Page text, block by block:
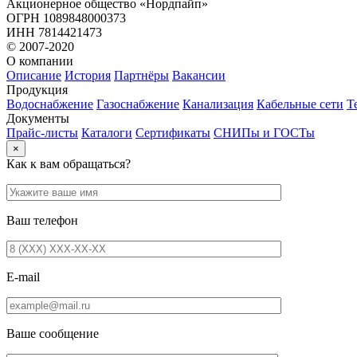
Акционерное общество «Нордпайп»
ОГРН 1089848000373
ИНН 7814421473
© 2007-2020
О компании
Описание История Партнёры Вакансии
Продукция
Водоснабжение Газоснабжение Канализация Кабельные сети
Документы
Прайс-листы Каталоги Сертификаты СНИПы и ГОСТы
×
Как к вам обращаться?
Ваш телефон
E-mail
Ваше сообщение